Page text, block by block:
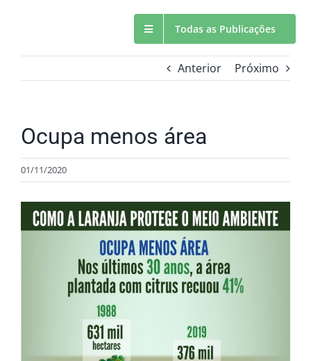
Anterior Próximo
Ocupa menos área
01/11/2020
Todas as Publicações